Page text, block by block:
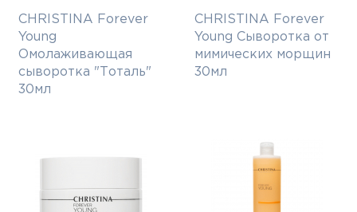
CHRISTINA Forever
Young
Омолаживающая
сыворотка "Тоталь"
30мл
CHRISTINA Forever
Young Сыворотка от
мимических морщин
30мл